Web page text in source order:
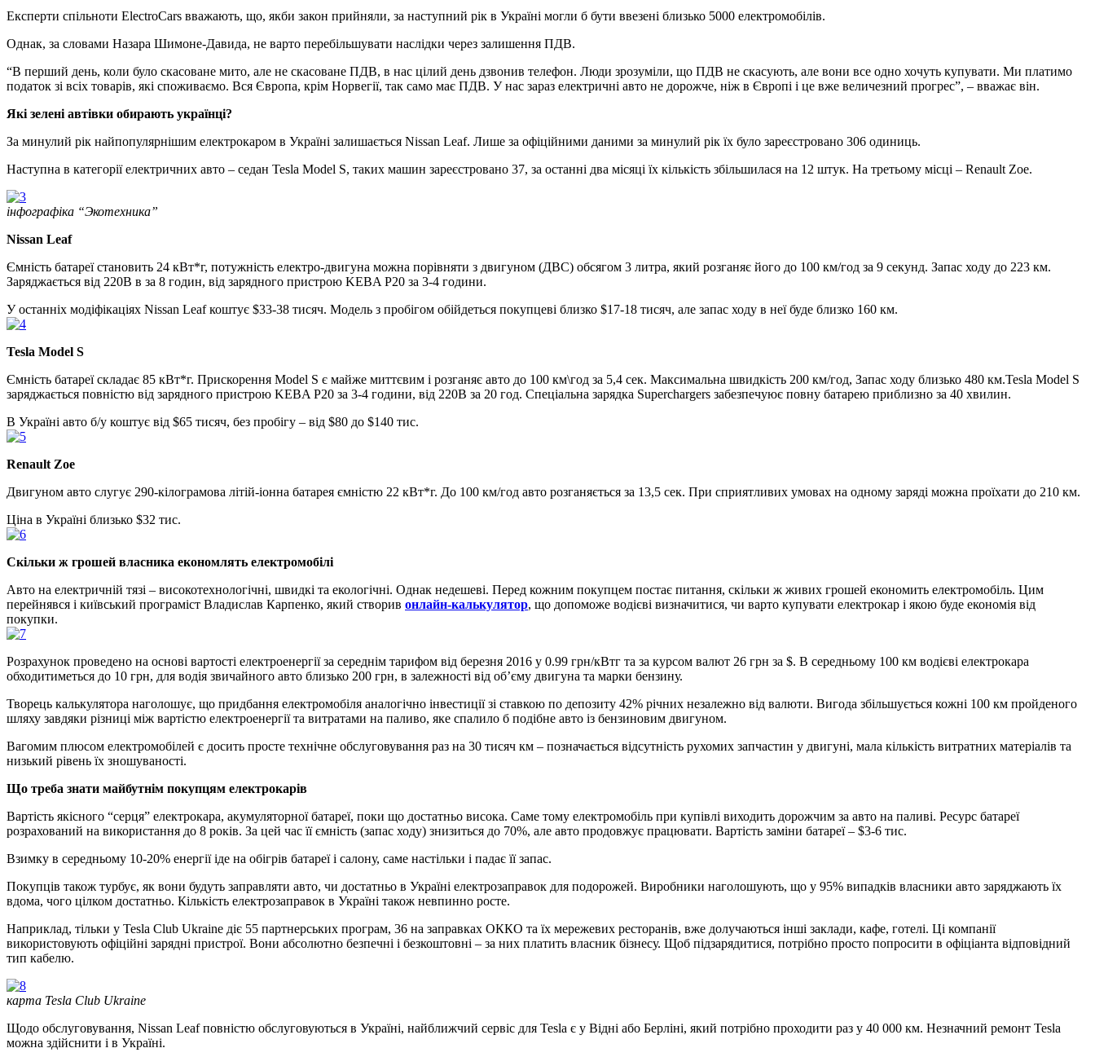
Експерти спільноти ЕlectroCars вважають, що, якби закон прийняли, за наступний рік в Україні могли б бути ввезені близько 5000 електромобілів.
Однак, за словами Назара Шимоне-Давида, не варто перебільшувати наслідки через залишення ПДВ.
“В перший день, коли було скасоване мито, але не скасоване ПДВ, в нас цілий день дзвонив телефон. Люди зрозуміли, що ПДВ не скасують, але вони все одно хочуть купувати. Ми платимо
податок зі всіх товарів, які споживаємо. Вся Європа, крім Норвегії, так само має ПДВ. У нас зараз електричні авто не дорожче, ніж в Європі і це вже величезний прогрес”, – вважає він.
Які зелені автівки обирають українці?
За минулий рік найпопулярнішим електрокаром в Україні залишається Nissan Leaf. Лише за офіційними даними за минулий рік їх було зареєстровано 306 одиниць.
Наступна в категорії електричних авто – седан Tesla Model S, таких машин зареєстровано 37, за останні два місяці їх кількість збільшилася на 12 штук. На третьому місці – Renault Zoe.
інфографіка “Экотехника”
Nissan Leaf
Ємність батареї становить 24 кВт*г, потужність електро-двигуна можна порівняти з двигуном (ДВС) обсягом 3 литра, який розганяє його до 100 км/год за 9 секунд. Запас ходу до 223 км.
Заряджається від 220В в за 8 годин, від зарядного пристрою KEBA P20 за 3-4 години.
У останніх модіфікаціях Nissan Leaf коштує $33-38 тисяч. Модель з пробігом обійдеться покупцеві близко $17-18 тисяч, але запас ходу в неї буде близко 160 км.
Tesla Model S
Ємність батареї складає 85 кВт*г. Прискорення Model S є майже миттєвим і розганяє авто до 100 км\год за 5,4 сек. Максимальна швидкість 200 км/год, Запас ходу близько 480 км.Tesla Model S
заряджається повністю від зарядного пристрою KEBA P20 за 3-4 години, від 220В за 20 год. Спеціальна зарядка Superchargers забезпечуює повну батарею приблизно за 40 хвилин.
В Україні авто б/у коштує від $65 тисяч, без пробігу – від $80 до $140 тис.
Renault Zoe
Двигуном авто слугує 290-кілограмова літій-іонна батарея ємністю 22 кВт*г. До 100 км/год авто розганяється за 13,5 сек. При сприятливих умовах на одному заряді можна проїхати до 210 км.
Ціна в Україні близько $32 тис.
Скільки ж грошей власника економлять електромобілі
Авто на електричній тязі – високотехнологічні, швидкі та екологічні. Однак недешеві. Перед кожним покупцем постає питання, скільки ж живих грошей економить електромобіль. Цим
перейнявся і київський програміст Владислав Карпенко, який створив онлайн-калькулятор, що допоможе водієві визначитися, чи варто купувати електрокар і якою буде економія від
покупки.
Розрахунок проведено на основі вартості електроенергії за середнім тарифом від березня 2016 у 0.99 грн/кВтг та за курсом валют 26 грн за $. В середньому 100 км водієві електрокара
обходитиметься до 10 грн, для водія звичайного авто близько 200 грн, в залежності від об’єму двигуна та марки бензину.
Творець калькулятора наголошує, що придбання електромобіля аналогічно інвестиції зі ставкою по депозиту 42% річних незалежно від валюти. Вигода збільшується кожні 100 км пройденого
шляху завдяки різниці між вартістю електроенергії та витратами на паливо, яке спалило б подібне авто із бензиновим двигуном.
Вагомим плюсом електромобілей є досить просте технічне обслуговування раз на 30 тисяч км – позначається відсутність рухомих запчастин у двигуні, мала кількість витратних матеріалів та
низький рівень їх зношуваності.
Що треба знати майбутнім покупцям електрокарів
Вартість якісного “серця” електрокара, акумуляторної батареї, поки що достатньо висока. Саме тому електромобіль при купівлі виходить дорожчим за авто на паливі. Ресурс батареї
розрахований на використання до 8 років. За цей час її ємність (запас ходу) знизиться до 70%, але авто продовжує працювати. Вартість заміни батареї – $3-6 тис.
Взимку в середньому 10-20% енергії іде на обігрів батареї і салону, саме настільки і падає її запас.
Покупців також турбує, як вони будуть заправляти авто, чи достатньо в Україні електрозаправок для подорожей. Виробники наголошують, що у 95% випадків власники авто заряджають їх
вдома, чого цілком достатньо. Кількість електрозаправок в Україні також невпинно росте.
Наприклад, тільки у Tesla Club Ukraine діє 55 партнерських програм, 36 на заправках ОККО та їх мережевих ресторанів, вже долучаються інші заклади, кафе, готелі. Ці компанії
використовують офіційні зарядні пристрої. Вони абсолютно безпечні і безкоштовні – за них платить власник бізнесу. Щоб підзарядитися, потрібно просто попросити в офіціанта відповідний
тип кабелю.
карта Tesla Club Ukraine
Щодо обслуговування, Nissan Leaf повністю обслуговуються в Україні, найближчий сервіс для Tesla є у Відні або Берліні, який потрібно проходити раз у 40 000 км. Незначний ремонт Tesla
можна здійснити і в Україні.